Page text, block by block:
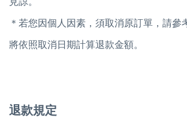
＊若您因個人因素，須取消原訂單，請參
將依照取消日期計算退款金額。
退款規定